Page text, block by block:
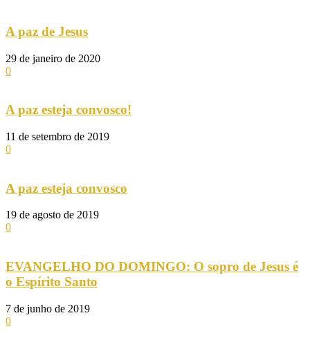
A paz de Jesus
29 de janeiro de 2020
0
A paz esteja convosco!
11 de setembro de 2019
0
A paz esteja convosco
19 de agosto de 2019
0
EVANGELHO DO DOMINGO: O sopro de Jesus é
o Espírito Santo
7 de junho de 2019
0